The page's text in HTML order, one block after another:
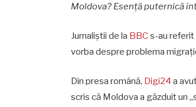
Moldova? Esență puternică
Jurnaliștii de la BBCs-au referit
vorba despre problema
Din presa română, Digi24 a
scris că Moldova a găzduit un